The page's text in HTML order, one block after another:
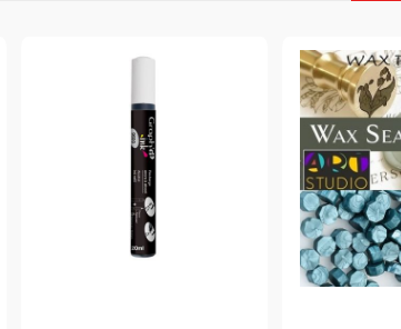
Моят профил
Вход